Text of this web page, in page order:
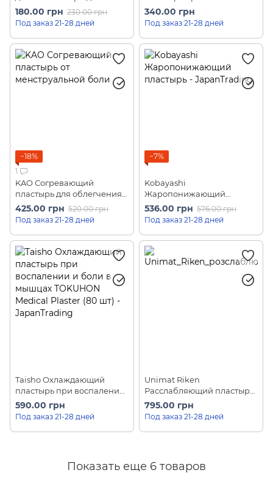
Target Stimulus Gel Sheets
(4 шт)
180.00 грн 230.00 грн
Под заказ 21-28 дней
и боли в мышцах
TOKUHON Medical Plaster
(40 шт)
340.00 грн
Под заказ 21-28 дней
−18%
1
KAO Согревающий
пластырь для облегчения
менструальной боли
MegRhythm Steam Thermo
Patch (5 шт)
425.00 грн 520.00 грн
Под заказ 21-28 дней
−7%
Kobayashi
Жаропонижающий
пластырь (16 шт/ 8 пар)
536.00 грн 576.00 грн
Под заказ 21-28 дней
Taisho Охлаждающий
пластырь при воспалении
и боли в мышцах
TOKUHON Medical Plaster
(80 шт)
590.00 грн
Под заказ 21-28 дней
Unimat Riken
Расслабляющий пластырь
для ног с ароматом мяты
Mint Relaxing Sheet (30 шт)
795.00 грн
Под заказ 21-28 дней
Показать еще 6 товаров